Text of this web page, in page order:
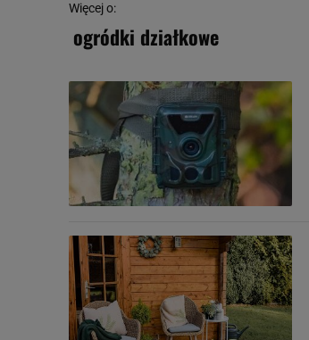
Więcej o:
ogródki działkowe